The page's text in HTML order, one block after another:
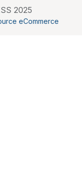
2025
eCommerce